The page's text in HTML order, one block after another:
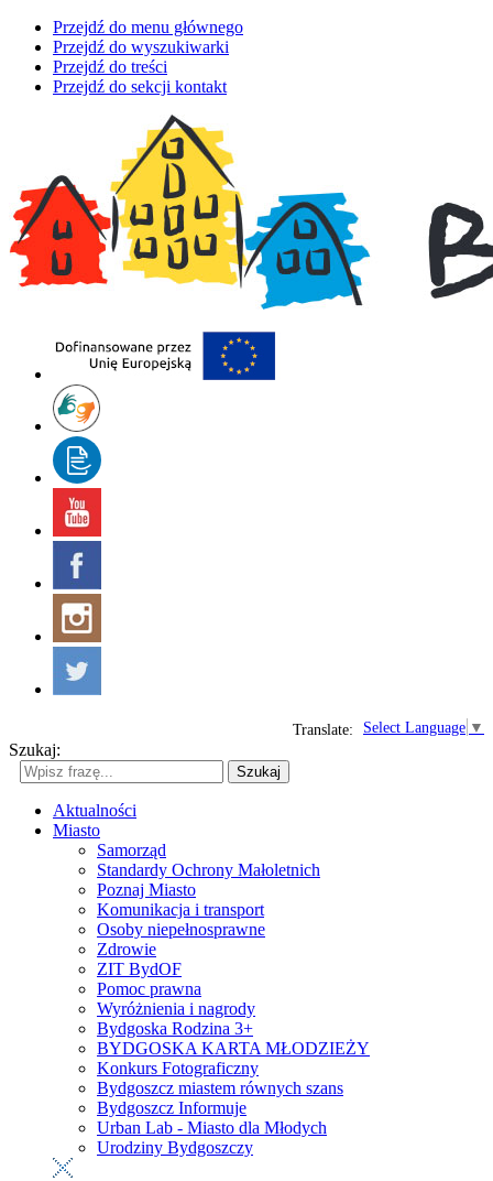
Przejdź do menu głównego
Przejdź do wyszukiwarki
Przejdź do treści
Przejdź do sekcji kontakt
Select Language ▼
Translate:
Szukaj:
Szukaj
Aktualności
Miasto
Samorząd
Standardy Ochrony Małoletnich
Poznaj Miasto
Komunikacja i transport
Osoby niepełnosprawne
Zdrowie
ZIT BydOF
Pomoc prawna
Wyróżnienia i nagrody
Bydgoska Rodzina 3+
BYDGOSKA KARTA MŁODZIEŻY
Konkurs Fotograficzny
Bydgoszcz miastem równych szans
Bydgoszcz Informuje
Urban Lab - Miasto dla Młodych
Urodziny Bydgoszczy